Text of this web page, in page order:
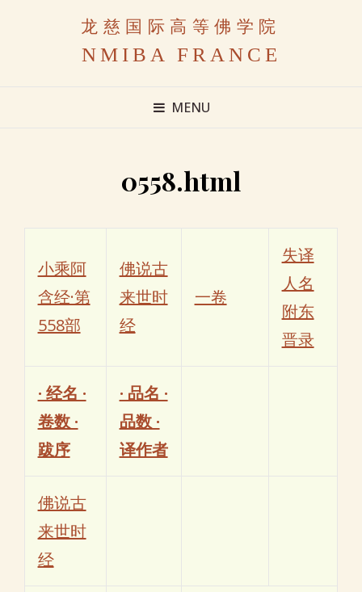
龙慈国际高等佛学院
NMIBA FRANCE
MENU
0558.html
小乘阿
含经·第
558部
佛说古
来世时
经
一卷
失译
人名
附东
晋录
· 经名 ·
卷数 ·
跋序
· 品名 ·
品数 ·
译作者
佛说古
来世时
经